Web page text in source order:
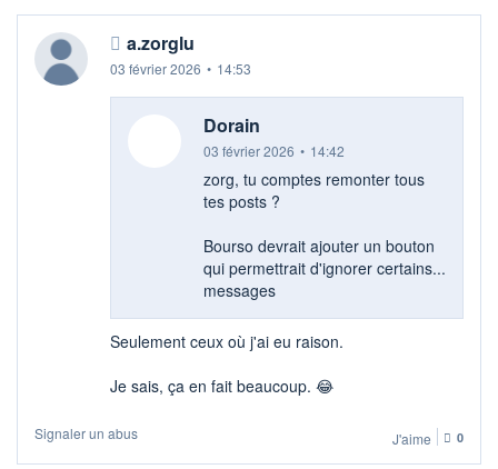
a.zorglu
03 février 2026 • 14:53
Dorain
03 février 2026 • 14:42
zorg, tu comptes remonter tous
tes posts ?
Bourso devrait ajouter un bouton
qui permettrait d'ignorer certains...
messages
Seulement ceux où j'ai eu raison.
Je sais, ça en fait beaucoup. 😂
Signaler un abus J'aime 0